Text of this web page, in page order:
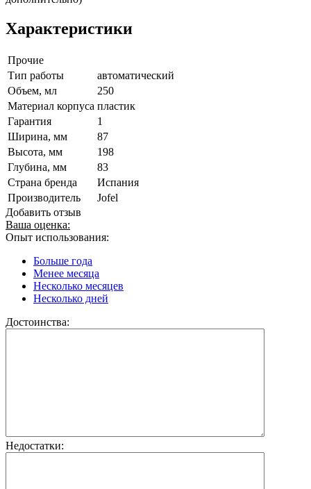
Характеристики
Прочие
Тип работы
автоматический
Объем, мл
250
Материал корпуса пластик
Гарантия
1
Ширина, мм
87
Высота, мм
198
Глубина, мм
83
Страна бренда
Испания
Производитель
Jofel
Добавить отзыв
Ваша оценка:
Опыт использования:
Больше года
Менее месяца
Несколько месяцев
Несколько дней
Достоинства:
Недостатки: